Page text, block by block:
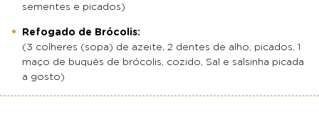
sementes e picados)
Refogado de Brócolis:
(3 colheres (sopa) de azeite, 2 dentes de alho, picados, 1
maço de buquês de brócolis, cozido, Sal e salsinha picada
a gosto)